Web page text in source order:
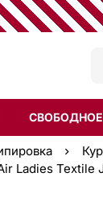
Ladies Textile